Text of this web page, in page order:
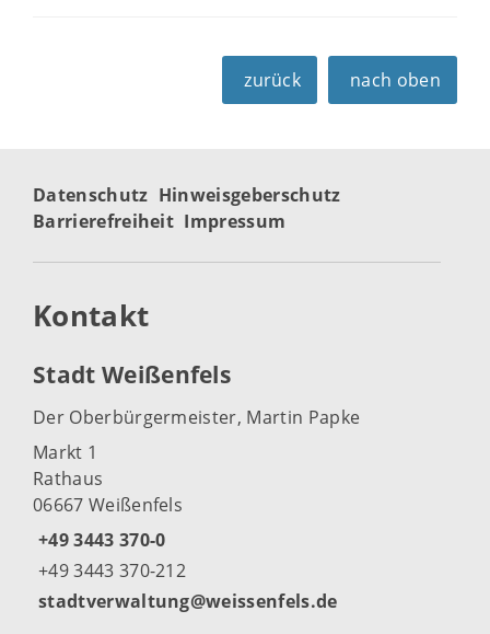
zurück nach oben
Datenschutz Hinweisgeberschutz
Barrierefreiheit Impressum
Kontakt
Stadt Weißenfels
Der Oberbürgermeister, Martin Papke
Markt 1
Rathaus
06667 Weißenfels
+49 3443 370-0
+49 3443 370-212
stadtverwaltung@weissenfels.de